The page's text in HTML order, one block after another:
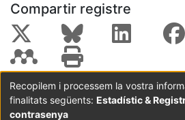
Compartir registre
Coordinació:CRAI UB Avís legal
Metadades
subjectes a:
Recopilem i processem la vostra
finalitats següents: Estadístic &
contrasenya